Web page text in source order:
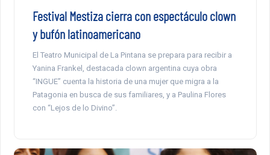
Festival Mestiza cierra con espectáculo clown
y bufón latinoamericano
El Teatro Municipal de La Pintana se prepara para recibir a
Yanina Frankel, destacada clown argentina cuya obra
“INGUE” cuenta la historia de una mujer que migra a la
Patagonia en busca de sus familiares, y a Paulina Flores
con “Lejos de lo Divino”.